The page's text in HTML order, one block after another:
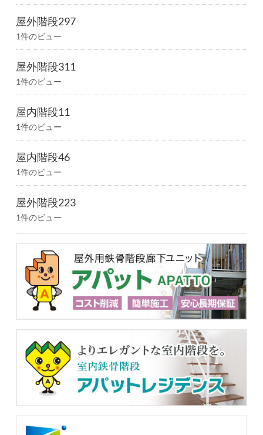
屋外階段297
1件のビュー
屋外階段311
1件のビュー
屋内階段11
1件のビュー
屋内階段46
1件のビュー
屋外階段223
1件のビュー